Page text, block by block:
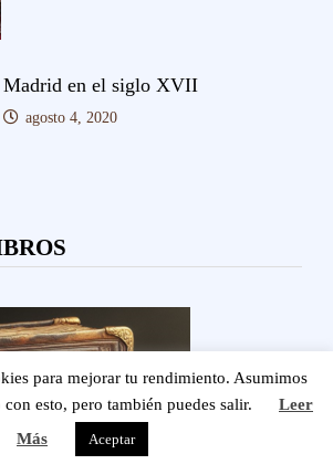
Madrid en el siglo XVII
agosto 4, 2020
para mejorar tu rendimiento. Asumimos
con esto, pero también puedes salir.
Leer
Más
Aceptar